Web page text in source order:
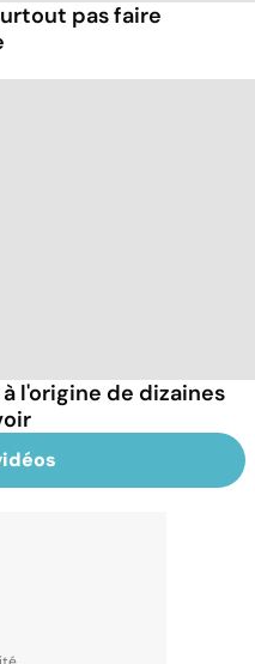
pas faire
l'origine de dizaines